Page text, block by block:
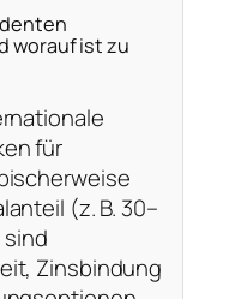
worauf ist zu
für
(z. B. 30–
Zinsbindung